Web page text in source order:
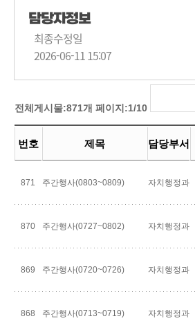
담당자정보
최종수정일
2026-06-11 15:07